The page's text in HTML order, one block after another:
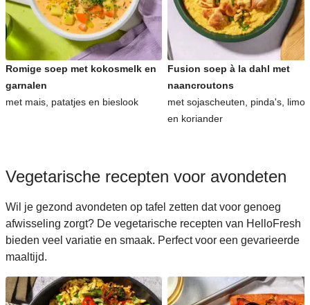
Romige soep met kokosmelk en
garnalen
met mais, patatjes en bieslook
Fusion soep à la dahl met
naancroutons
met sojascheuten, pinda's,
en koriander
Vegetarische recepten voor avondeten
Wil je gezond avondeten op tafel zetten dat voor genoeg
afwisseling zorgt? De vegetarische recepten van HelloFresh
bieden veel variatie en smaak. Perfect voor een gevarieerde
maaltijd.